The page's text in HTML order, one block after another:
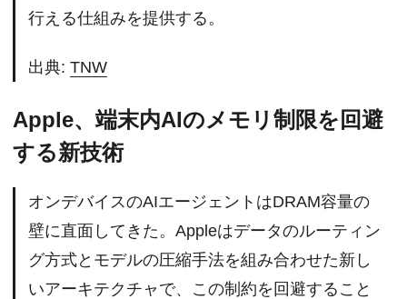
行える仕組みを提供する。
出典: TNW
Apple、端末内AIのメモリ制限を回避
する新技術
オンデバイスのAIエージェントはDRAM容量の
壁に直面してきた。Appleはデータのルーティン
グ方式とモデルの圧縮手法を組み合わせた新し
いアーキテクチャで、この制約を回避すること